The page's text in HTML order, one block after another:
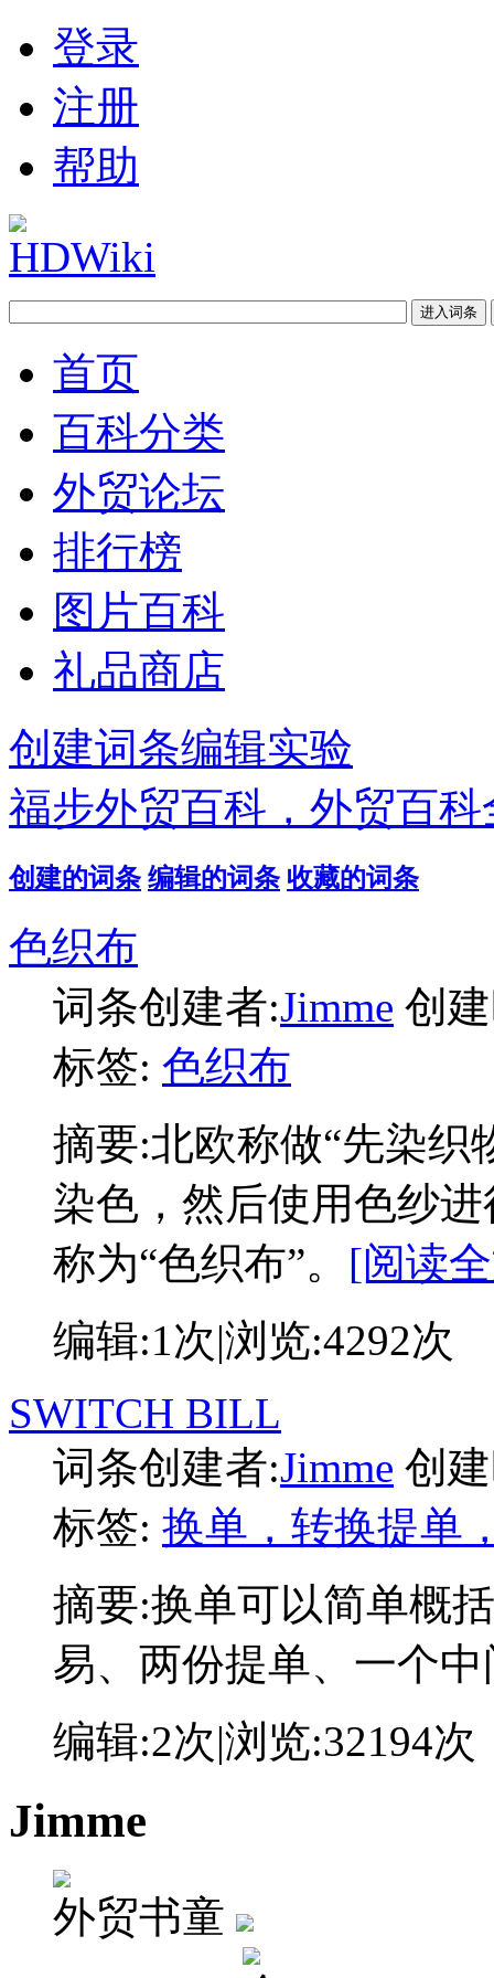
登录
注册
帮助
首页
百科分类
外贸论坛
排行榜
图片百科
礼品商店
创建词条编辑实验
福步外贸百科，外贸百科
创建的词条 编辑的词条 收藏的词条
色织布
词条创建者:Jimme 创
标签: 色织布
摘要:北欧称做“先染织
染色，然后使用色纱
称为“色织布”。 [阅读
编辑:1次|浏览:4292次
SWITCH BILL
词条创建者:Jimme 创
标签: 换单，转换提单
摘要:换单可以简单概
易、两份提单、一个
编辑:2次|浏览:32194次
Jimme
外贸书童